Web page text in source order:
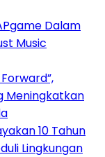
Dalam
Music
Meningkatkan
10 Tahun
Lingkungan